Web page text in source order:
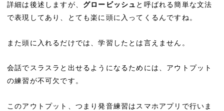
詳細は後述しますが、 グロービッシュ と呼ばれる簡単な文法
で表現してあり、とても楽に頭に入ってくるんですね。
また頭に入れるだけでは、学習したとは言えません。
会話でスラスラと出せるようになるためには、アウトプット
の練習が不可欠です。
このアウトプット、つまり発音練習はスマホアプリで行いま